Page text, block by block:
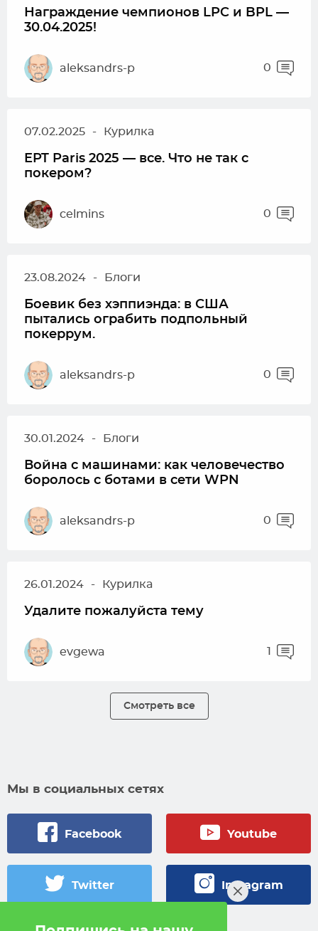
Награждение чемпионов LPC и BPL —
30.04.2025!
aleksandrs-p 0
07.02.2025 - Курилка
EPT Paris 2025 — все. Что не так с
покером?
celmins 0
23.08.2024 - Блоги
Боевик без хэппиэнда: в США
пытались ограбить подпольный
покеррум.
aleksandrs-p 0
30.01.2024 - Блоги
Война с машинами: как человечество
боролось с ботами в сети WPN
aleksandrs-p 0
26.01.2024 - Курилка
Удалите пожалуйста тему
evgewa 1
Смотреть все
Мы в социальных сетях
Facebook Youtube
Twitter Instagram